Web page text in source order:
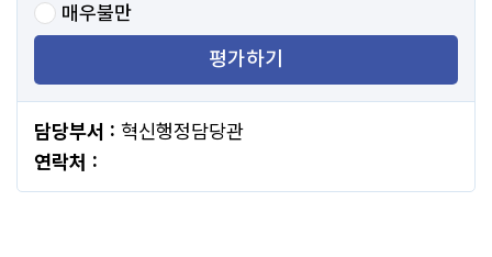
매우불만
평가하기
담당부서 : 혁신행정담당관
연락처 :